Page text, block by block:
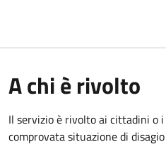
A chi è rivolto
Il servizio è rivolto ai cittadini o
comprovata situazione di